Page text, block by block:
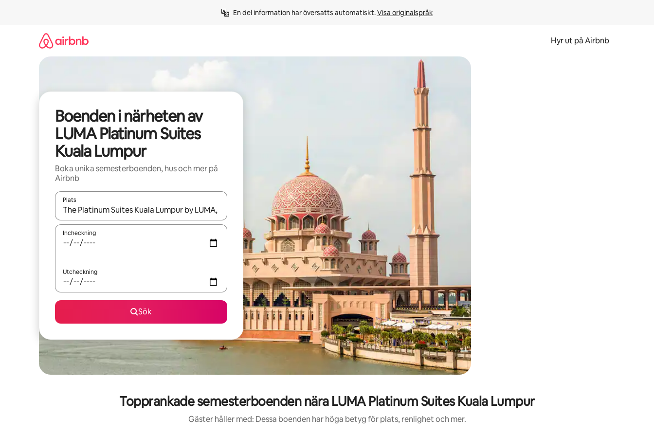
En del information har översatts automatiskt. Visa originalspråk
Hyr ut på Airbnb
Boenden i närheten av
LUMA Platinum Suites
Kuala Lumpur
Boka unika semesterboenden, hus och mer på
Airbnb
Plats
När resultaten är tillgängliga kan du navigera med upp- och nedåtpilarna eller utforska genom att trycka eller svepa.
Incheckning
Utcheckning
Sök
Topprankade semesterboenden nära LUMA Platinum Suites Kuala Lumpur
Gäster håller med: Dessa boenden har höga betyg för plats, renlighet och mer.